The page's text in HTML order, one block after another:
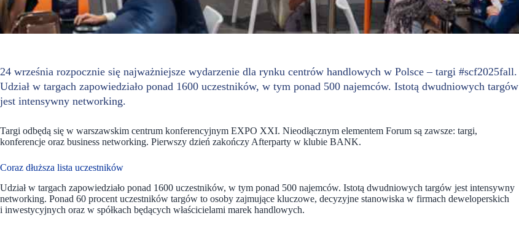
24 września rozpocznie się najważniejsze wydarzenie dla rynku centrów handlowych w Polsce – targi #scf2025fall.
Udział w targach zapowiedziało ponad 1600 uczestników, w tym ponad 500 najemców. Istotą dwudniowych targów
jest intensywny networking.
Targi odbędą się w warszawskim centrum konferencyjnym EXPO XXI. Nieodłącznym elementem Forum są zawsze: targi,
konferencje oraz business networking. Pierwszy dzień zakończy Afterparty w klubie BANK.
Coraz dłuższa lista uczestników
Udział w targach zapowiedziało ponad 1600 uczestników, w tym ponad 500 najemców. Istotą dwudniowych targów jest intensywny
networking. Ponad 60 procent uczestników targów to osoby zajmujące kluczowe, decyzyjne stanowiska w firmach deweloperskich
i inwestycyjnych oraz w spółkach będących właścicielami marek handlowych.